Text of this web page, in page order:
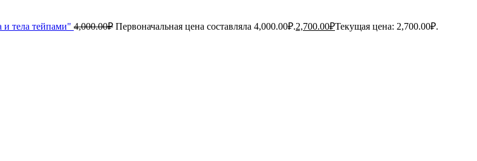
тела тейпами" 4,000.00₽ Первоначальная цена составляла 4,000.00₽.2,700.00₽Текущая цена: 2,700.00₽.